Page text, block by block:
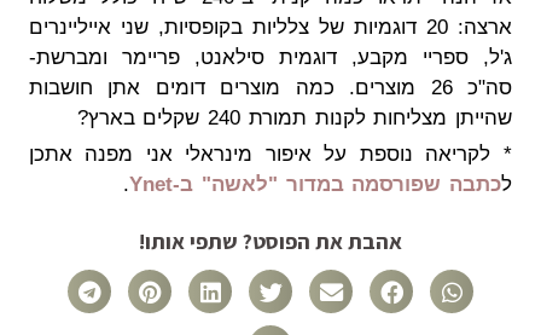
ארצה: 20 דוגמיות של צלליות בקופסיות, שני אייליינרים
ג'ל, ספריי מקבע, דוגמית סילאנט, פריימר ומברשת-
סה"כ 26 מוצרים. כמה מוצרים דומים אתן חושבות
שהייתן מצליחות לקנות תמורת 240 שקלים בארץ?
* לקריאה נוספת על איפור מינראלי אני מפנה אתכן
כתבה שפורסמה במדור "לאשה" ב-Ynet .
אהבת את הפוסט? שתפי אותו!